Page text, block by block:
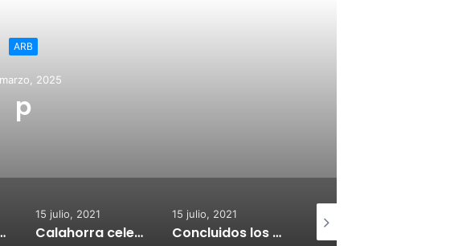
ARB
2025
p
la adquisión de medidores de CO2
15 julio, 2021
Calahorra celebrará el Croquetur II
15 julio, 2021
Concluidos los trabajos de reposición del asfaltado de Calahorra